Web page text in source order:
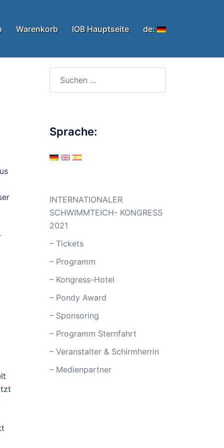
Warenkorb IOB Hauptseite de:
Sprache:
INTERNATIONALER
SCHWIMMTEICH- KONGRESS
2021
– Tickets
– Programm
– Kongress-Hotel
– Pondy Award
– Sponsoring
– Programm Sternfahrt
– Veranstalter & Schirmherrin
– Medienpartner